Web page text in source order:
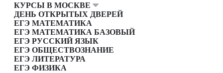
КУРСЫ В МОСКВЕ
ДЕНЬ ОТКРЫТЫХ ДВЕРЕЙ
ЕГЭ МАТЕМАТИКА
ЕГЭ МАТЕМАТИКА БАЗОВЫЙ
ЕГЭ РУССКИЙ ЯЗЫК
ЕГЭ ОБЩЕСТВОЗНАНИЕ
ЕГЭ ЛИТЕРАТУРА
ЕГЭ ФИЗИКА